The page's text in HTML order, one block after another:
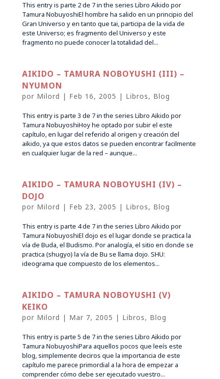
This entry is parte 2 de 7 in the series Libro Aikido por
Tamura NobuyoshiEl hombre ha salido en un principio del
Gran Universo y en tanto que tai, participa de la vida de
este Universo; es fragmento del Universo y este
fragmento no puede conocer la totalidad del...
AIKIDO – TAMURA NOBOYUSHI (III) –
NYUMON
por Milord | Feb 16, 2005 | Libros, Blog
This entry is parte 3 de 7 in the series Libro Aikido por
Tamura NobuyoshiHoy he optado por subir el este
capítulo, en lugar del referido al origen y creación del
aikido, ya que estos datos se pueden encontrar facilmente
en cualquier lugar de la red – aunque...
AIKIDO – TAMURA NOBOYUSHI (IV) –
DOJO
por Milord | Feb 23, 2005 | Libros, Blog
This entry is parte 4 de 7 in the series Libro Aikido por
Tamura NobuyoshiEl dojo es el lugar donde se practica la
vía de Buda, el Budismo. Por analogía, el sitio en donde se
practica (shugyo) la vía de Bu se llama dojo. SHU:
ideograma que compuesto de los elementos...
AIKIDO – TAMURA NOBOYUSHI (V)
KEIKO
por Milord | Mar 7, 2005 | Libros, Blog
This entry is parte 5 de 7 in the series Libro Aikido por
Tamura NobuyoshiPara aquellos pocos que leeís este
blog, simplemente deciros que la importancia de este
capítulo me parece primordial a la hora de empezar a
comprender cómo debe ser ejecutado vuestro...